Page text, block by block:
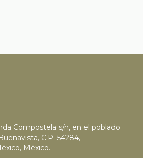
Compostela s/n, en el poblado
C.P. 54284,
México.